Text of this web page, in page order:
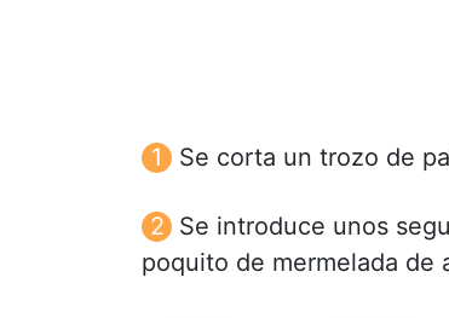
Se corta un trozo de
Se introduce unos
poquito de mermelada de